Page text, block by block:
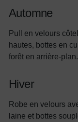
Automne
Pull en velours
hautes, bottes en
forêt en arrière-plan.
Hiver
Robe en velours
laine et bottes